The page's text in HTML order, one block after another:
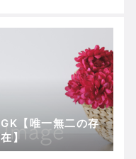
GK【唯一無二の存
在】